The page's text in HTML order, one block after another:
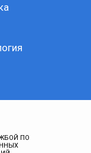
ПО